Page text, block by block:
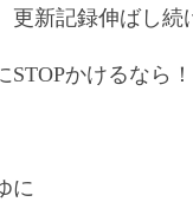
更新記録伸ばし続
STOPかけるなら
に